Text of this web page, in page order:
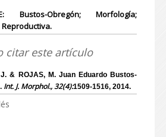
Bustos-Obregón; Morfología;
citar este artículo
J. & ROJAS, M. Juan Eduardo Bustos-
Int. J. Morphol., 32(4):1509-1516, 2014.